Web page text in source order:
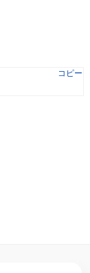
コピー